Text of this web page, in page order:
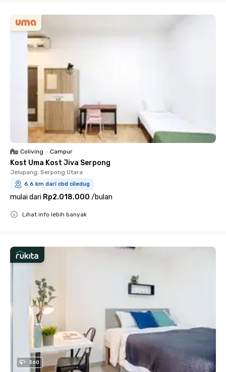
Coliving • Campur
Kost Uma Kost Jiva Serpong
Jelupang, Serpong Utara
6.6 km dari cbd ciledug
mulai dari Rp2.018.000 /bulan
Lihat info lebih banyak
360